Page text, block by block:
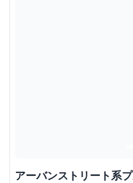
アーバンストリート系